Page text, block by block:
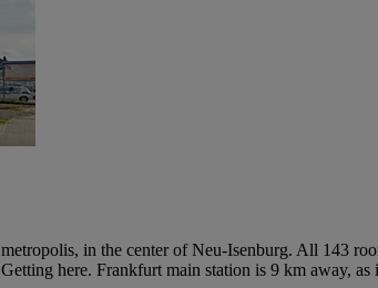
in the center of Neu-Isenburg. All 143
here. Frankfurt main station is 9 km away,